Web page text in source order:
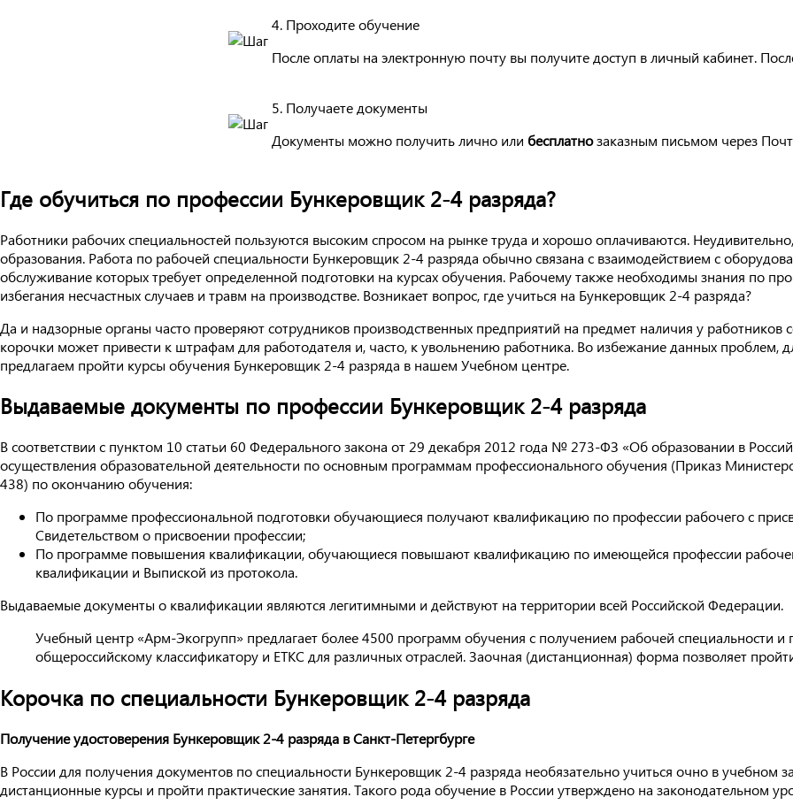
4. Проходите обучение
После оплаты на электронную почту вы получите доступ в личный кабинет.
5. Получаете документы
Документы можно получить лично или бесплатнозаказным письмом через
Где обучиться по профессии Бункеровщик 2-4 разряда?
Работники рабочих специальностей пользуются высоким спросом на рынке труда и хорошо оплачиваются.
образования. Работа по рабочей специальности Бункеровщик 2-4 разряда обычно связана с взаимодействием с
обслуживание которых требует определенной подготовки на курсах обучения. Рабочему также необходимы знания по
избегания несчастных случаев и травм на производстве. Возникает вопрос, где учиться на Бункеровщик 2-4 разряда?
Да и надзорные органы часто проверяют сотрудников производственных предприятий на предмет наличия у работников
корочки может привести к штрафам для работодателя и, часто, к увольнению работника. Во избежание данных проблем,
предлагаем пройти курсы обучения Бункеровщик 2-4 разряда в нашем Учебном центре.
Выдаваемые документы по профессии Бункеровщик 2-4 разряда
В соответствии с пунктом 10 статьи 60 Федерального закона от 29 декабря 2012 года № 273-ФЗ «Об образовании в
осуществления образовательной деятельности по основным программам профессионального обучения (Приказ
438) по окончанию обучения:
По программе профессиональной подготовки обучающиеся получают квалификацию по профессии рабочего с
Свидетельством о присвоении профессии;
По программе повышения квалификации, обучающиеся повышают квалификацию по имеющейся профессии
квалификации и Выпиской из протокола.
Выдаваемые документы о квалификации являются легитимными и действуют на территории всей Российской Федерации.
Учебный центр «Арм-Экогрупп» предлагает более 4500 программ обучения с получением рабочей специальности
общероссийскому классификатору и ЕТКС для различных отраслей. Заочная (дистанционная) форма позволяет
Корочка по специальности Бункеровщик 2-4 разряда
Получение удостоверения Бункеровщик 2-4 разряда в Санкт-Петергбурге
В России для получения документов по специальности Бункеровщик 2-4 разряда необязательно учиться очно в учебном
дистанционные курсы и пройти практические занятия. Такого рода обучение в России утверждено на законодательном